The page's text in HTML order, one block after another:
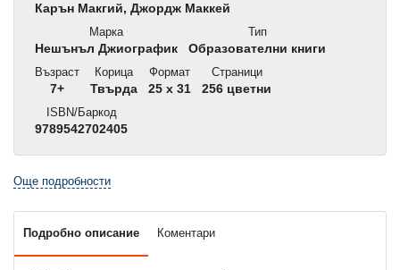
Карън Макгий, Джордж Маккей
Марка
Нешънъл Джиографик
Тип
Образователни книги
Възраст
7+
Корица
Твърда
Формат
25 x 31
Страници
256 цветни
ISBN/Баркод
9789542702405
Още подробности
Подробно описание Коментари